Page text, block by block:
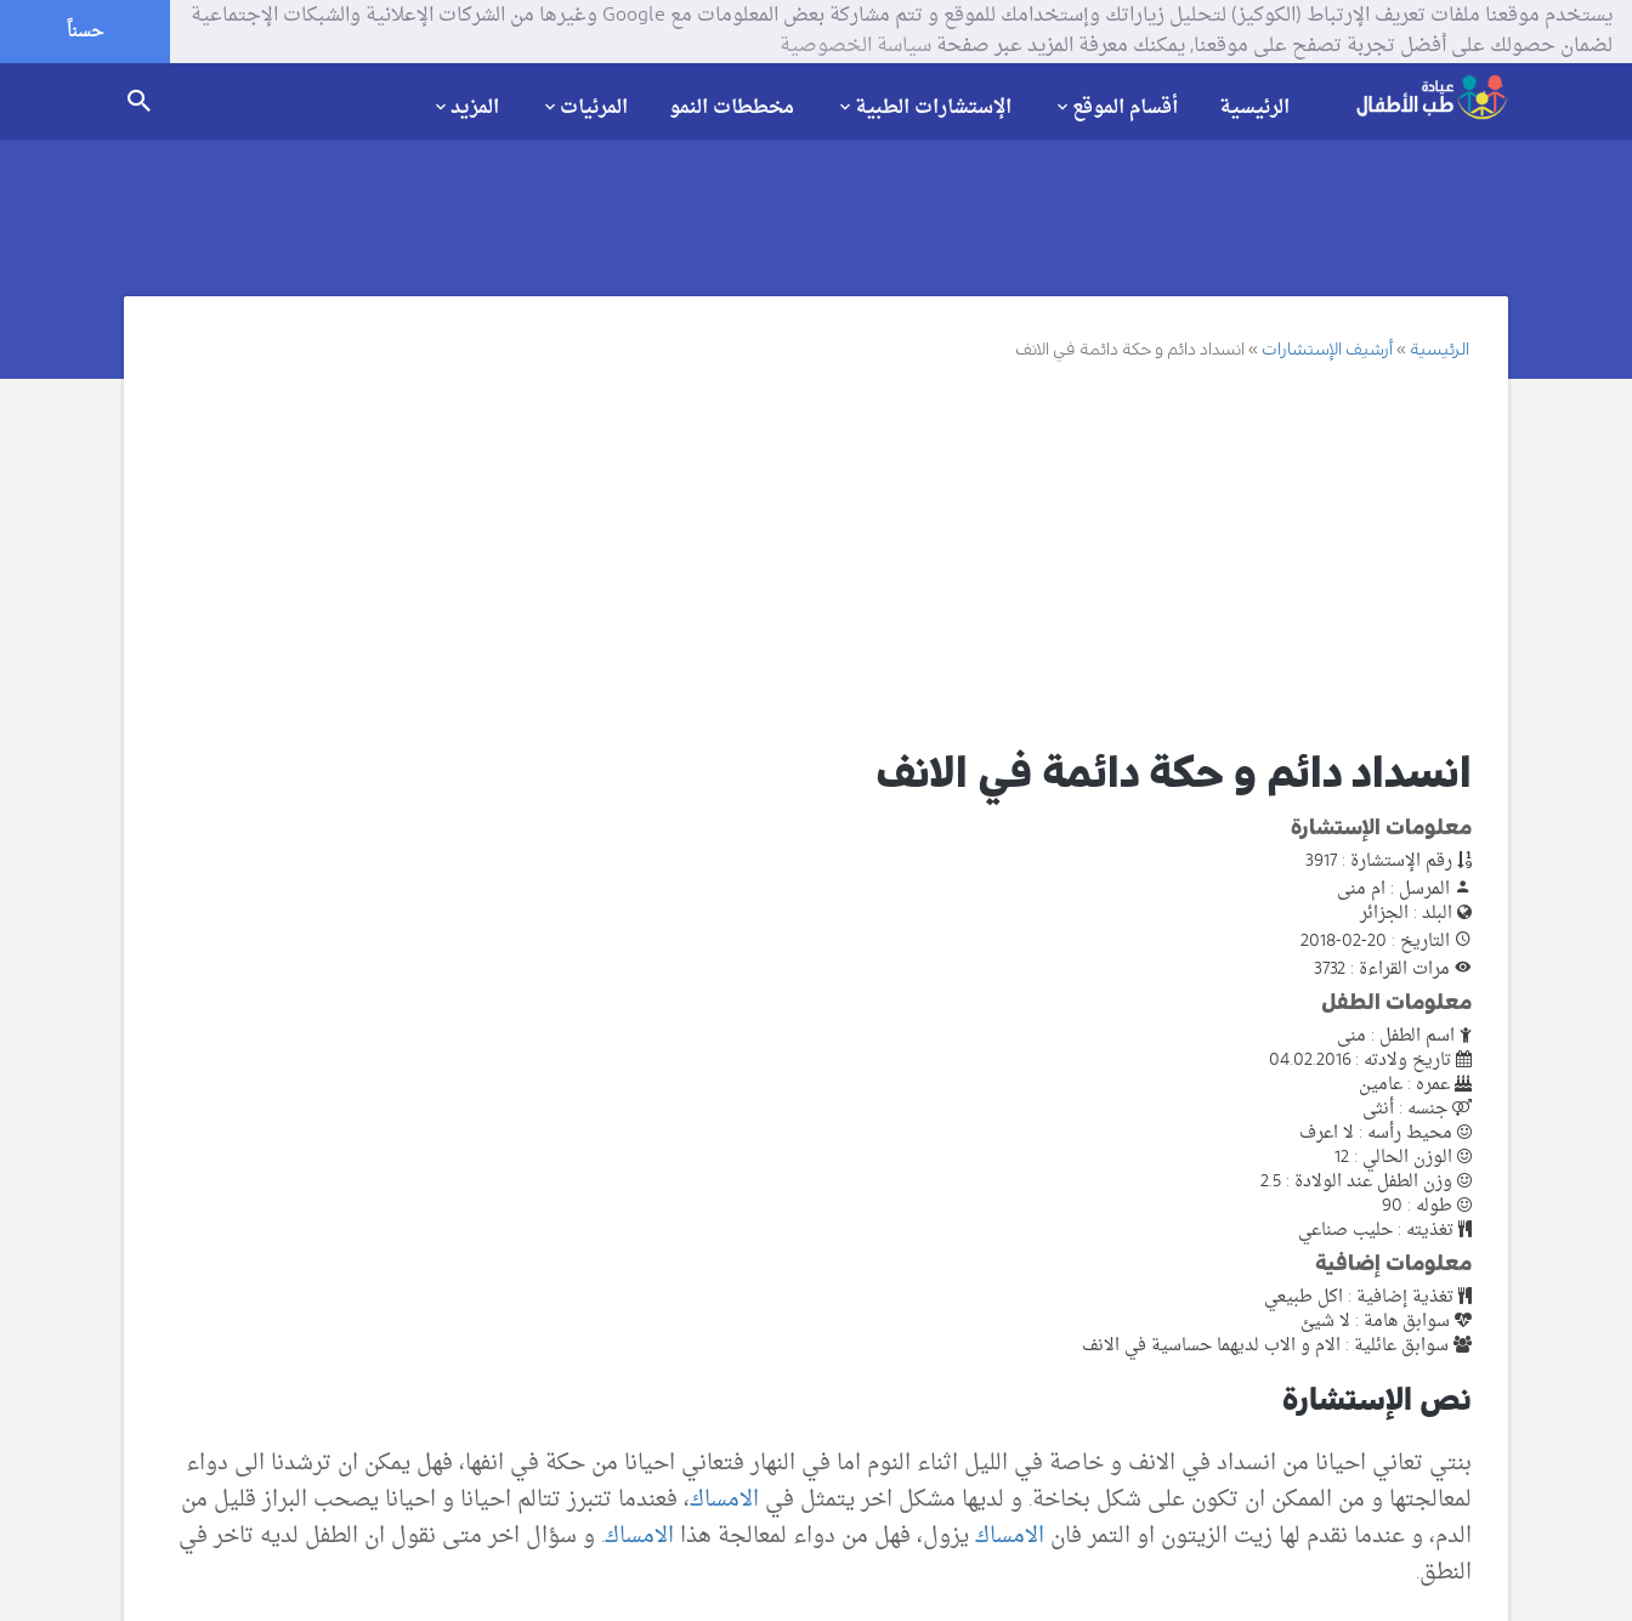
يستخدم موقعنا ملفات تعريف الإرتباط (الكوكيز) لتحليل زياراتك وإستخدامك للموقع و تتم مشاركة بعض المعلومات مع Google وغيرها من الشركات الإعلانية والشبكات الإجتماعية
لضمان حصولك على أفضل تجربة تصفح على موقعنا, يمكنك معرفة المزيد عبر صفحةسياسة الخصوصية حسناً
الرئيسية أقسام الموقع الإستشارات الطبية مخططات النمو المرئيات المزيد
الرئيسية أرشيف الإستشارات انسداد دائم و حكة دائمة في الانف
انسداد دائم و حكة دائمة في الانف
معلومات الإستشارة
رقم الإستشارة : 3917
المرسل : ام منى
البلد : الجزائر
التاريخ : 20-02-2018
مرات القراءة : 3732
معلومات الطفل
اسم الطفل : منى
تاريخ ولادته : 04.02.2016
عمره : عامين
جنسه : أنثى
محيط رأسه : لا اعرف
الوزن الحالي : 12
وزن الطفل عند الولادة : 2.5
طوله : 90
تغذيته : حليب صناعي
معلومات إضافية
تغذية إضافية : اكل طبيعي
سوابق هامة : لا شيئ
سوابق عائلية : الام و الاب لديهما حساسية في الانف
نص الإستشارة
بنتي تعاني احيانا من انسداد في الانف و خاصة في الليل اثناء النوم اما في النهار فتعاني احيانا من حكة في انفها، فهل يمكن ان ترشدنا الى دواء
لمعالجتها و من الممكن ان تكون على شكل بخاخة. و لديها مشكل اخر يتمثل في الامساك، فعندما تتبرز تتالم احيانا و احيانا يصحب البراز قليل من
الدم، و عندما نقدم لها زيت الزيتون او التمر فان الامساكيزول، فهل من دواء لمعالجة هذا الامساك. و سؤال اخر متى نقول ان الطفل لديه تاخر في
النطق.